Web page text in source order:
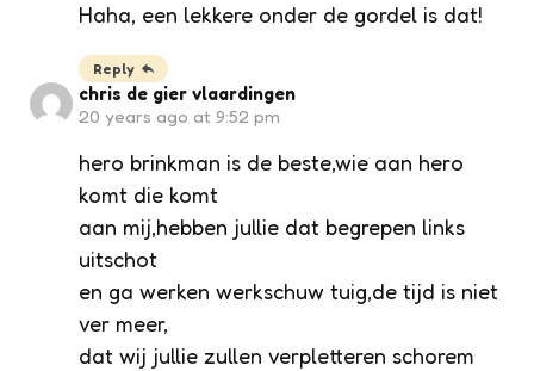
Haha, een lekkere onder de gordel is dat!
Reply
chris de gier vlaardingen
20 years ago at 9:52 pm
hero brinkman is de beste,wie aan hero
komt die komt
aan mij,hebben jullie dat begrepen links
uitschot
en ga werken werkschuw tuig,de tijd is niet
ver meer,
dat wij jullie zullen verpletteren schorem